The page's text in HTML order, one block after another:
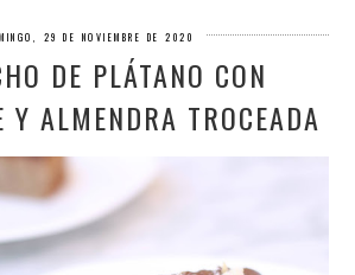
29 DE NOVIEMBRE DE 2020
DE PLÁTANO CON
Y ALMENDRA TROCEADA